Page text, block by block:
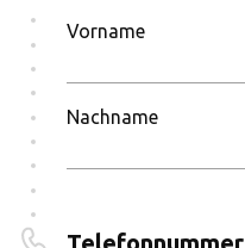
Vorname
Nachname